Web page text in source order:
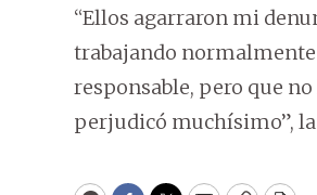
“Ellos agarraron mi
trabajando normalmente
responsable, pero que
perjudicó muchísimo”,